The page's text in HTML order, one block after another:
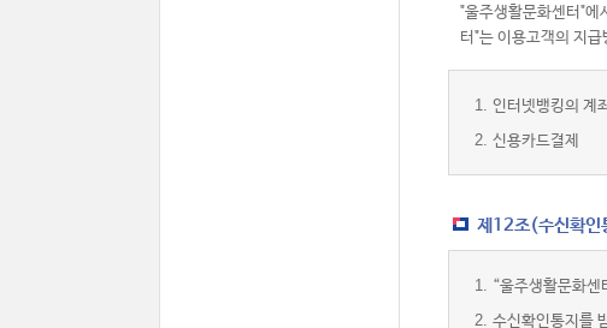
"울주생활문화센터"에
터"는 이용고객의 지
1. 인터넷뱅킹의 계
2. 신용카드결제
제12조(수신확인
1. “울주생활문화
2. 수신확인통지를